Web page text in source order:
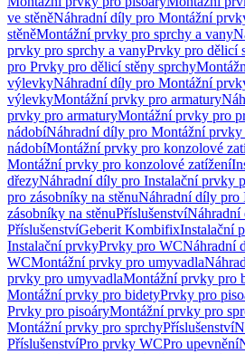
ve stěněNáhradní díly pro Montážní
stěněMontážní prvky pro sprchy a vany
prvky pro sprchy a vanyPrvky pro dělicí
pro Prvky pro dělicí stěny sprchy
výlevkyNáhradní díly pro Montážní
výlevkyMontážní prvky pro armatury
prvky pro armaturyMontážní prvky pro
nádobíNáhradní díly pro Montážní
nádobíMontážní prvky pro konzolové
Montážní prvky pro konzolové zatížení
dřezyNáhradní díly pro Instalační prvky
pro zásobníky na stěnuNáhradní díly pro
zásobníky na stěnuPříslušenstvíNáhradní
PříslušenstvíGeberit KombifixInstalační
Instalační prvkyPrvky pro WCNáhradní
WCMontážní prvky pro umyvadla
prvky pro umyvadlaMontážní prvky pro
Montážní prvky pro bidetyPrvky pro
Prvky pro pisoáryMontážní prvky pro
Montážní prvky pro sprchyPříslušenství
PříslušenstvíPro prvky WCPro upevnění